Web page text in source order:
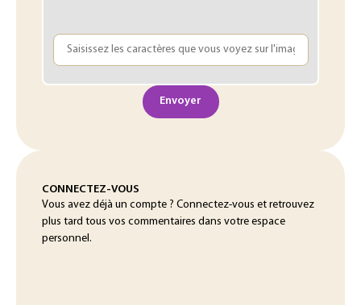
Envoyer
CONNECTEZ-VOUS
Vous avez déjà un compte ? Connectez-vous et retrouvez
plus tard tous vos commentaires dans votre espace
personnel.